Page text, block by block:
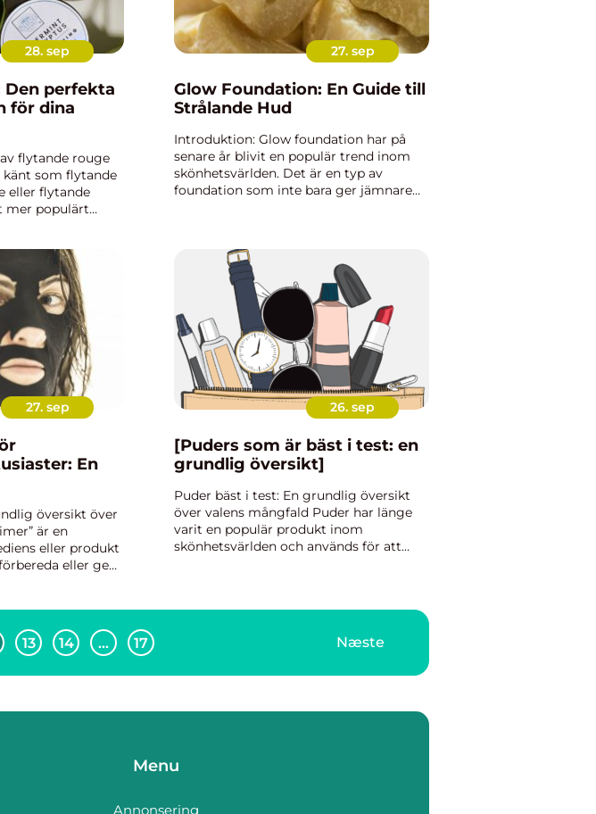
28. sep
Den perfekta
för dina
flytande rouge
känt som flytande
eller flytande
mer populärt
27. sep
Glow Foundation: En Guide till
Strålande Hud
Introduktion: Glow foundation har på
senare år blivit en populär trend inom
skönhetsvärlden. Det är en typ av
foundation som inte bara ger jämnare
27. sep
En
översikt över
är en
eller produkt
eller ge
26. sep
[Puders som är bäst i test: en
grundlig översikt]
Puder bäst i test: En grundlig översikt
över valens mångfald Puder har länge
varit en populär produkt inom
skönhetsvärlden och används för att
13 14 … 17 Næste
Menu
Annonsering